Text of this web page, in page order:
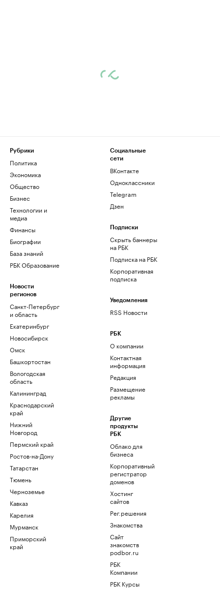
Рубрики
Политика
Экономика
Общество
Бизнес
Технологии и
медиа
Финансы
Биографии
База знаний
РБК Образование
Новости
регионов
Санкт-Петербург
и область
Екатеринбург
Новосибирск
Омск
Башкортостан
Вологодская
область
Калининград
Краснодарский
край
Нижний
Новгород
Пермский край
Ростов-на-Дону
Татарстан
Тюмень
Черноземье
Кавказ
Карелия
Мурманск
Приморский
край
Социальные
сети
ВКонтакте
Одноклассники
Telegram
Дзен
Подписки
Скрыть баннеры
на РБК
Подписка на РБК
Корпоративная
подписка
Уведомления
RSS Новости
РБК
О компании
Контактная
информация
Редакция
Размещение
рекламы
Другие
продукты
РБК
Облако для
бизнеса
Корпоративный
регистратор
доменов
Хостинг
сайтов
Рег.решения
Знакомства
Сайт
знакомств
podbor.ru
РБК
Компании
РБК Курсы